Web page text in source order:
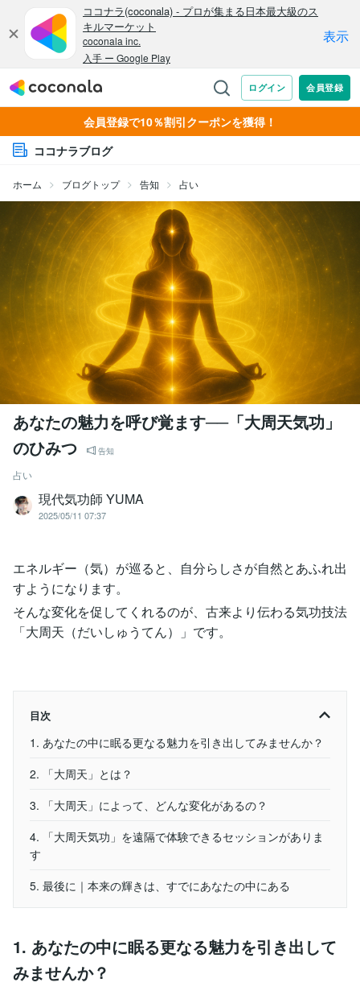
会員登録で10％割引クーポンを獲得！
ココナラブログ
ホーム ブログトップ 告知 占い
あなたの魅力を呼び覚ます──「大周天気功」
のひみつ
告知
占い
現代気功師 YUMA
2025/05/11 07:37
エネルギー（気）が巡ると、自分らしさが自然とあふれ出
すようになります。
そんな変化を促してくれるのが、古来より伝わる気功技法
「大周天（だいしゅうてん）」です。
目次
1. あなたの中に眠る更なる魅力を引き出してみませんか？
2. 「大周天」とは？
3. 「大周天」によって、どんな変化があるの？
4. 「大周天気功」を遠隔で体験できるセッションがありま
す
5. 最後に｜本来の輝きは、すでにあなたの中にある
1. あなたの中に眠る更なる魅力を引き出して
みませんか？